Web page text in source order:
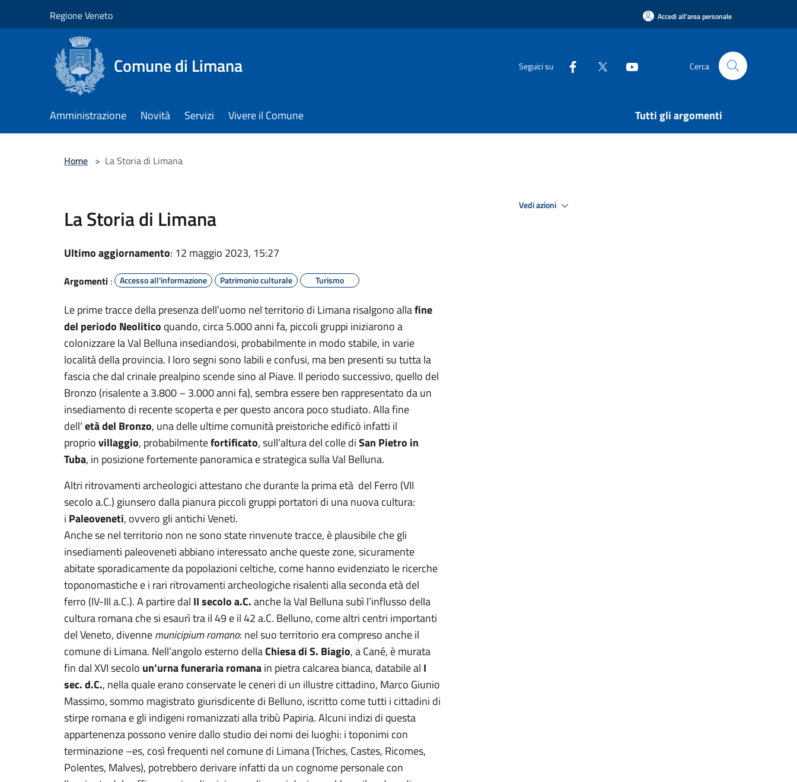
Regione Veneto Accedi all'area personale
Comune di Limana Seguici su Cerca
Amministrazione Novità Servizi Vivere il Comune Tutti gli argomenti
Home > La Storia di Limana
La Storia di Limana
Ultimo aggiornamento: 12 maggio 2023, 15:27
Argomenti : Accesso all'informazione Patrimonio culturale Turismo
Le prime tracce della presenza dell’uomo nel territorio di Limana risalgono allafine
del periodo Neolitico quando, circa 5.000 anni fa, piccoli gruppi iniziarono a
colonizzare la Val Belluna insediandosi, probabilmente in modo stabile, in varie
località della provincia. I loro segni sono labili e confusi, ma ben presenti su tutta la
fascia che dal crinale prealpino scende sino al Piave. Il periodo successivo, quello del
Bronzo (risalente a 3.800 – 3.000 anni fa), sembra essere ben rappresentato da un
insediamento di recente scoperta e per questo ancora poco studiato. Alla fine
dell’età del Bronzo, una delle ultime comunità preistoriche edificò infatti il
propriovillaggio, probabilmentefortificato, sull’altura del colle diSan Pietro in
Tuba, in posizione fortemente panoramica e strategica sulla Val Belluna.
Altri ritrovamenti archeologici attestano che durante la prima età del Ferro (VII
secolo a.C.) giunsero dalla pianura piccoli gruppi portatori di una nuova cultura:
i Paleoveneti, ovvero gli antichi Veneti.
Anche se nel territorio non ne sono state rinvenute tracce, è plausibile che gli
insediamenti paleoveneti abbiano interessato anche queste zone, sicuramente
abitate sporadicamente da popolazioni celtiche, come hanno evidenziato le ricerche
toponomastiche e i rari ritrovamenti archeologiche risalenti alla seconda età del
ferro (IV-III a.C.). A partire dal II secolo a.C.anche la Val Belluna subì l’influsso della
cultura romana che si esaurì tra il 49 e il 42 a.C. Belluno, come altri centri importanti
del Veneto, divennemunicipium romano: nel suo territorio era compreso anche il
comune di Limana. Nell’angolo esterno dellaChiesa di S. Biagio, a Cané, è murata
fin dal XVI secolo un’urna funeraria romanain pietra calcarea bianca, databile al I
sec. d.C., nella quale erano conservate le ceneri di un illustre cittadino, Marco Giunio
Massimo, sommo magistrato giurisdicente di Belluno, iscritto come tutti i cittadini di
stirpe romana e gli indigeni romanizzati alla tribù Papiria. Alcuni indizi di questa
appartenenza possono venire dallo studio dei nomi dei luoghi: i toponimi con
terminazione –es, così frequenti nel comune di Limana (Triches, Castes, Ricomes,
Polentes, Malves), potrebbero derivare infatti da un cognome personale con
Vedi azioni